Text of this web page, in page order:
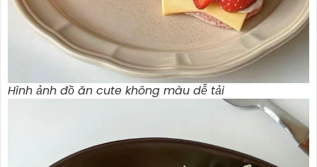
Hình ảnh đồ ăn cute không màu dễ tải